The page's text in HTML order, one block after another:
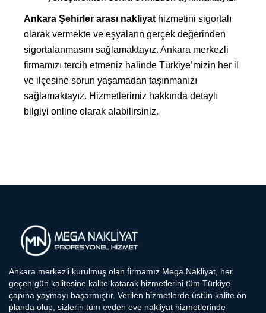
Ankara Şehirler arası nakliyat hizmetini sigortalı
olarak vermekte ve eşyaların gerçek değerinden
sigortalanmasını sağlamaktayız. Ankara merkezli
firmamızı tercih etmeniz halinde Türkiye’mizin her il
ve ilçesine sorun yaşamadan taşınmanızı
sağlamaktayız. Hizmetlerimiz hakkında detaylı
bilgiyi online olarak alabilirsiniz.
Ankara merkezli kurulmuş olan firmamız Mega Nakliyat, her
geçen gün kalitesine kalite katarak hizmetlerini tüm Türkiye
çapına yaymayı başarmıştır. Verilen hizmetlerde üstün kalite ön
planda olup, sizlerin tüm evden eve nakliyat hizmetlerinde